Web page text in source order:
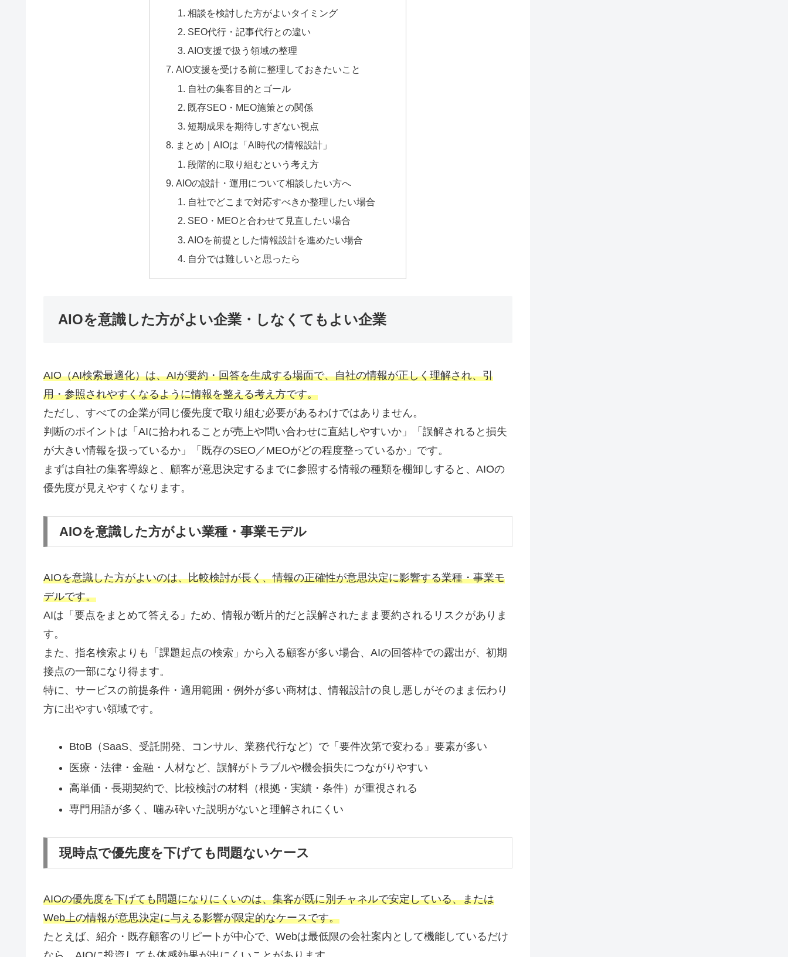
相談を検討した方がよいタイミング
SEO代行・記事代行との違い
AIO支援で扱う領域の整理
AIO支援を受ける前に整理しておきたいこと
自社の集客目的とゴール
既存SEO・MEO施策との関係
短期成果を期待しすぎない視点
まとめ｜AIOは「AI時代の情報設計」
段階的に取り組むという考え方
AIOの設計・運用について相談したい方へ
自社でどこまで対応すべきか整理したい場合
SEO・MEOと合わせて見直したい場合
AIOを前提とした情報設計を進めたい場合
自分では難しいと思ったら
AIOを意識した方がよい企業・しなくてもよい企業
AIO（AI検索最適化）は、AIが要約・回答を生成する場面で、自社の情報が正しく理解され、引
用・参照されやすくなるように情報を整える考え方です。
ただし、すべての企業が同じ優先度で取り組む必要があるわけではありません。
判断のポイントは「AIに拾われることが売上や問い合わせに直結しやすいか」「誤解されると損失
が大きい情報を扱っているか」「既存のSEO／MEOがどの程度整っているか」です。
まずは自社の集客導線と、顧客が意思決定するまでに参照する情報の種類を棚卸しすると、AIOの
優先度が見えやすくなります。
AIOを意識した方がよい業種・事業モデル
AIOを意識した方がよいのは、比較検討が長く、情報の正確性が意思決定に影響する業種・事業モ
デルです。
AIは「要点をまとめて答える」ため、情報が断片的だと誤解されたまま要約されるリスクがありま
す。
また、指名検索よりも「課題起点の検索」から入る顧客が多い場合、AIの回答枠での露出が、初期
接点の一部になり得ます。
特に、サービスの前提条件・適用範囲・例外が多い商材は、情報設計の良し悪しがそのまま伝わり
方に出やすい領域です。
BtoB（SaaS、受託開発、コンサル、業務代行など）で「要件次第で変わる」要素が多い
医療・法律・金融・人材など、誤解がトラブルや機会損失につながりやすい
高単価・長期契約で、比較検討の材料（根拠・実績・条件）が重視される
専門用語が多く、噛み砕いた説明がないと理解されにくい
現時点で優先度を下げても問題ないケース
AIOの優先度を下げても問題になりにくいのは、集客が既に別チャネルで安定している、または
Web上の情報が意思決定に与える影響が限定的なケースです。
たとえば、紹介・既存顧客のリピートが中心で、Webは最低限の会社案内として機能しているだけ